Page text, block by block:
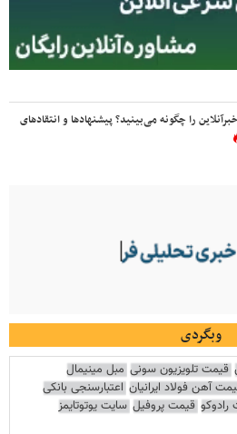
را چگونه می‌بینید؟ پیشنهادها و انتقادهای
وبگردی
قیمت تلویزیون سونی مبل مینیمال
آهن فولاد ایرانیان اعتبارسنجی بانکی
قیمت پروفیل سایت یوتوتایمز